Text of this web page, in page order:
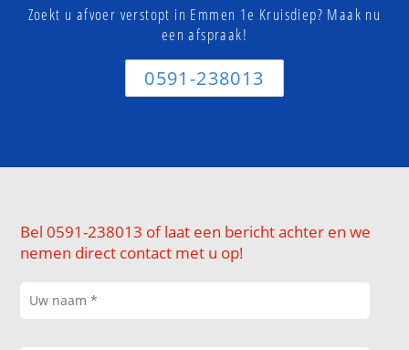
Zoekt u afvoer verstopt in Emmen 1e Kruisdiep? Maak nu
een afspraak!
0591-238013
Bel 0591-238013 of laat een bericht achter en we
nemen direct contact met u op!